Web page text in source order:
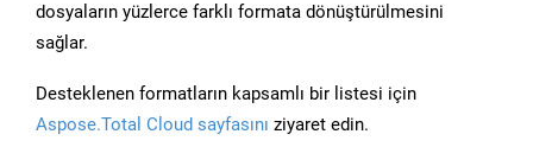
dosyaların yüzlerce farklı formata dönüştürülmesini
sağlar.
Desteklenen formatların kapsamlı bir listesi için
Aspose.Total Cloud sayfasını ziyaret edin.